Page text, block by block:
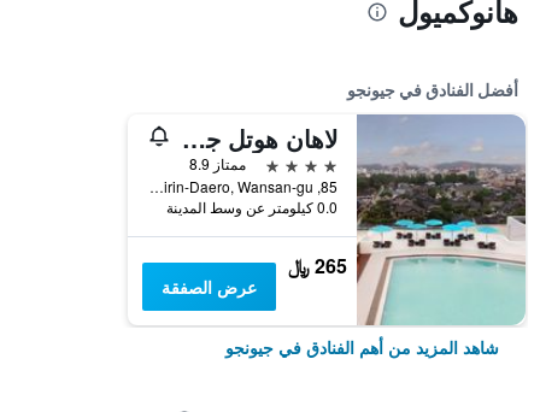
هانوكميول
أفضل الفنادق في جيونجو
لاهان هوتل جيونجو
4 نجوم
ممتاز 8.9
85, Girin-Daero, Wansan-gu, جيونجو, كوريا الجنوبية
0.0 كيلومتر عن وسط المدينة
265 ﷼
عرض الصفقة
شاهد المزيد من أهم الفنادق في جيونجو